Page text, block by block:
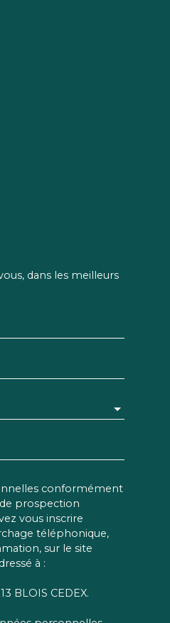
dans les meilleurs
conformément
prospection
vous inscrire
téléphonique,
sur le site
à :
BLOIS CEDEX.